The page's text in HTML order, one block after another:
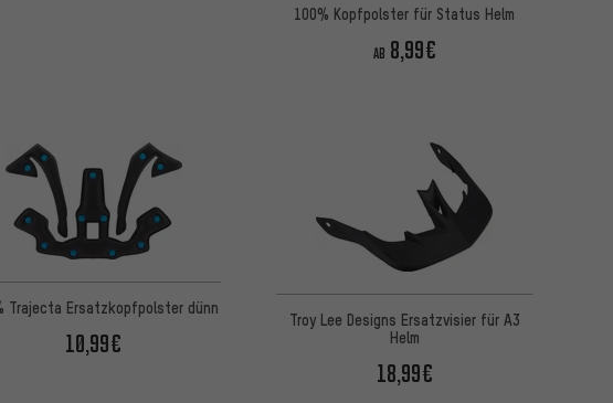
100% Kopfpolster für Status Helm
AB 8,99€
Trajecta Ersatzkopfpolster dünn
10,99€
Troy Lee Designs Ersatzvisier für A3
Helm
18,99€